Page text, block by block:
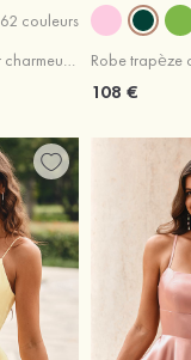
62 couleurs
Robe trapèze col bénitier charmeuse courte/mini robe de fête de la rentrée
108 €